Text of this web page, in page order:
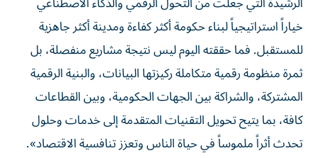
خياراً استراتيجياً لبناء حكومة أكثر كفاءة ومدينة أكثر جاهزية
للمستقبل. فما حققته اليوم ليس نتيجة مشاريع منفصلة، بل
ثمرة منظومة رقمية متكاملة ركيزتها البيانات، والبنية الرقمية
المشتركة، والشراكة بين الجهات الحكومية، وبين القطاعات
كافة، بما يتيح تحويل التقنيات المتقدمة إلى خدمات وحلول
تحدث أثراً ملموساً في حياة الناس وتعزز تنافسية الاقتصاد».